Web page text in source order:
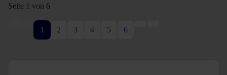
Seite 1 von 6
1 2 3 4 5 6